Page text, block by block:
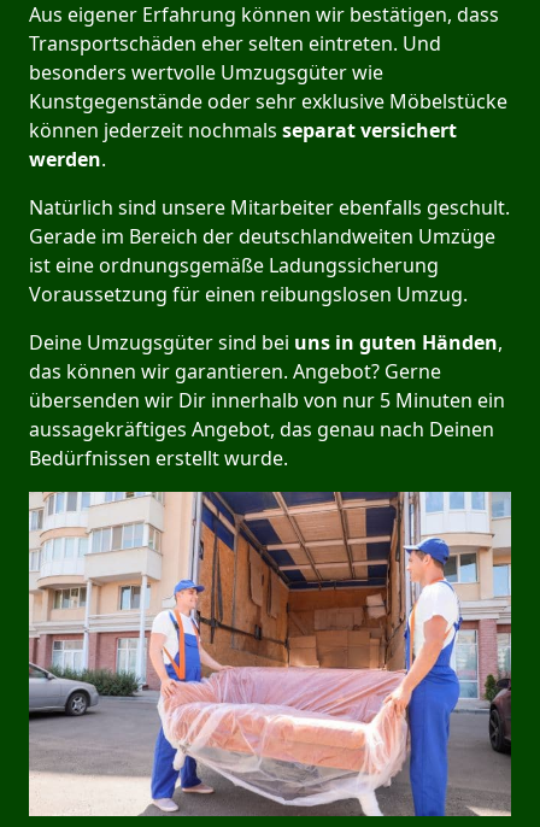
Aus eigener Erfahrung können wir bestätigen, dass
Transportschäden eher selten eintreten. Und
besonders wertvolle Umzugsgüter wie
Kunstgegenstände oder sehr exklusive Möbelstücke
können jederzeit nochmals separat versichert
werden.
Natürlich sind unsere Mitarbeiter ebenfalls geschult.
Gerade im Bereich der deutschlandweiten Umzüge
ist eine ordnungsgemäße Ladungssicherung
Voraussetzung für einen reibungslosen Umzug.
Deine Umzugsgüter sind bei uns in guten Händen,
das können wir garantieren. Angebot? Gerne
übersenden wir Dir innerhalb von nur 5 Minuten ein
aussagekräftiges Angebot, das genau nach Deinen
Bedürfnissen erstellt wurde.